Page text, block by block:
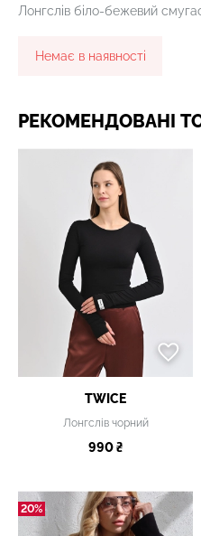
Лонгслів біло-бежевий
Немає в наявності
РЕКОМЕНДОВАНІ
TWICE
Лонгслів чорний
990 ₴
20%